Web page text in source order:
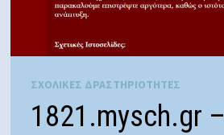
ΣΧΟΛΙΚΕΣ ΔΡΑΣΤΗΡΙΟΤΗΤΕΣ
1821.mysch.gr –